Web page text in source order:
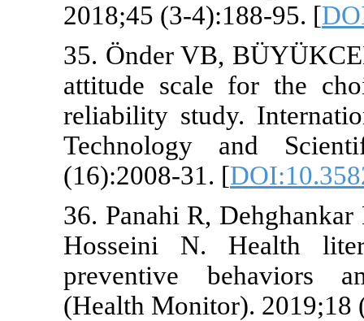
2018;45 (3-
35. Önder
attitude
reliability
(16):2008-
36. Panahi
Hosseini
preventive
(Health